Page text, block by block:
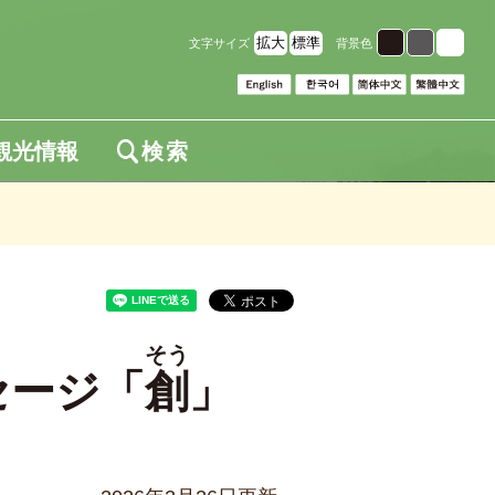
文字サイズ 拡大 標準 背景色
光情報 検索
ジ「 創
そう
」